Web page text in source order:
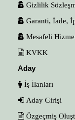
Gizlilik
Garanti, İade,
Mesafeli
KVKK
Aday
İş İlanları
Aday Girişi
Özgeçmiş